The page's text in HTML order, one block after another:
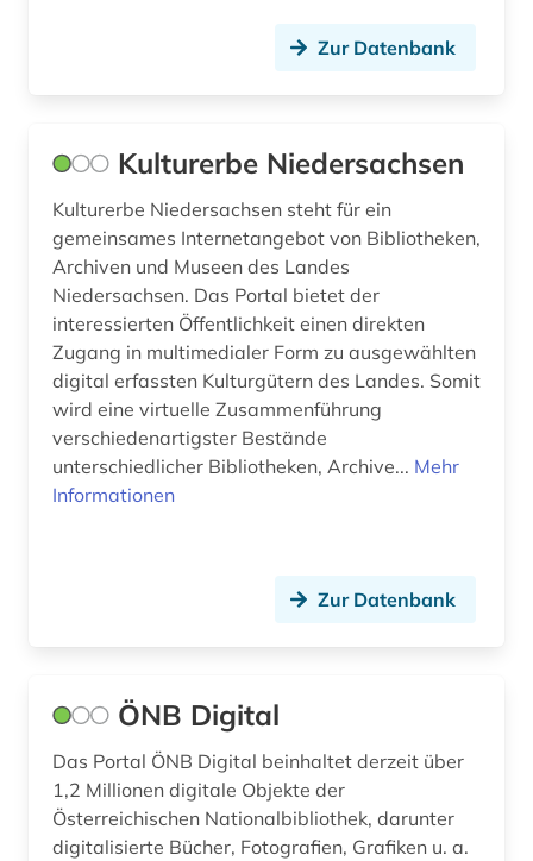
Zur Datenbank
Kulturerbe Niedersachsen
Kulturerbe Niedersachsen steht für ein
gemeinsames Internetangebot von Bibliotheken,
Archiven und Museen des Landes
Niedersachsen. Das Portal bietet der
interessierten Öffentlichkeit einen direkten
Zugang in multimedialer Form zu ausgewählten
digital erfassten Kulturgütern des Landes. Somit
wird eine virtuelle Zusammenführung
verschiedenartigster Bestände
unterschiedlicher Bibliotheken, Archive... Mehr
Informationen
Zur Datenbank
ÖNB Digital
Das Portal ÖNB Digital beinhaltet derzeit über
1,2 Millionen digitale Objekte der
Österreichischen Nationalbibliothek, darunter
digitalisierte Bücher, Fotografien, Grafiken u. a.